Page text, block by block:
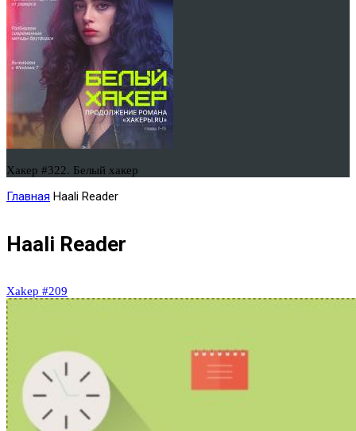
Хакер #322. Белый хакер
Главная Haali Reader
Haali Reader
Xakep #209